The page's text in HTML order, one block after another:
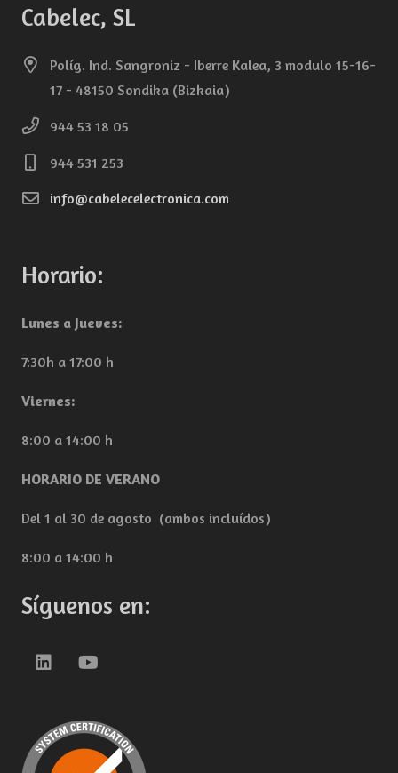
Cabelec, SL
Políg. Ind. Sangroniz - Iberre Kalea, 3 modulo 15-16-
17 - 48150 Sondika (Bizkaia)
944 53 18 05
944 531 253
info@cabelecelectronica.com
Horario:
Lunes a Jueves:
7:30h a 17:00 h
Viernes:
8:00 a 14:00 h
HORARIO DE VERANO
Del 1 al 30 de agosto (ambos incluídos)
8:00 a 14:00 h
Síguenos en: